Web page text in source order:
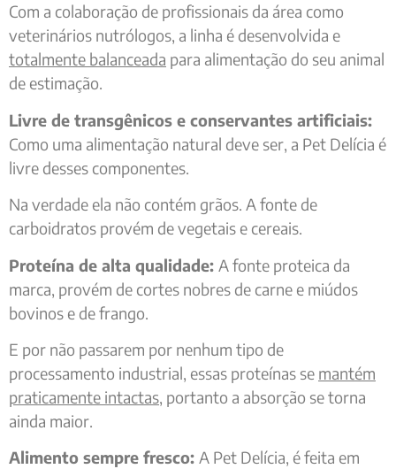
Com a colaboração de profissionais da área como
veterinários nutrólogos, a linha é desenvolvida e
totalmente balanceada para alimentação do seu animal
de estimação.
Livre de transgênicos e conservantes artificiais:
Como uma alimentação natural deve ser, a Pet Delícia é
livre desses componentes.
Na verdade ela não contém grãos. A fonte de
carboidratos provém de vegetais e cereais.
Proteína de alta qualidade: A fonte proteica da
marca, provém de cortes nobres de carne e miúdos
bovinos e de frango.
E por não passarem por nenhum tipo de
processamento industrial, essas proteínas se mantém
praticamente intactas, portanto a absorção se torna
ainda maior.
Alimento sempre fresco: A Pet Delícia, é feita em